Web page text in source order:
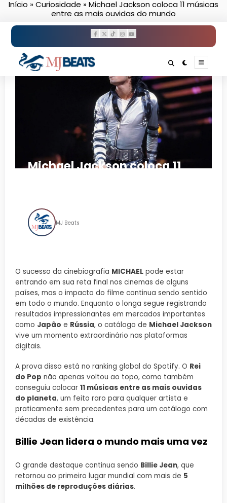
PularInício »Curiosidade »Michael Jackson coloca 11 músicas
entre as mais ouvidas do mundo
Michael Jackson coloca 11
MJ Beats
O sucesso da cinebiografia MICHAEL pode estar
entrando em sua reta final nos cinemas de alguns
países, mas o impacto do filme continua sendo sentido
em todo o mundo. Enquanto o longa segue registrando
resultados impressionantes em mercados importantes
como Japão e Rússia, o catálogo de Michael Jackson
vive um momento extraordinário nas plataformas
digitais.
A prova disso está no ranking global do Spotify. O Rei
do Pop não apenas voltou ao topo, como também
conseguiu colocar 11 músicas entre as mais ouvidas
do planeta, um feito raro para qualquer artista e
praticamente sem precedentes para um catálogo com
décadas de existência.
Billie Jean lidera o mundo mais uma vez
O grande destaque continua sendo Billie Jean, que
retornou ao primeiro lugar mundial com mais de 5
milhões de reproduções diárias.